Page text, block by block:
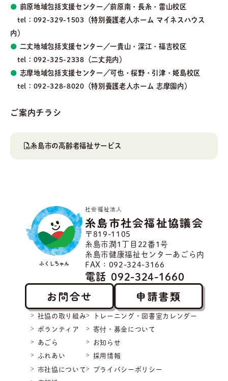
● 前原地域包括支援センター／前原南・長糸・雷山校区
tel：092-329-1503（特別養護老人ホーム マイネスハウス
内）
● 二丈地域包括支援センター／一貴山・深江・福吉校区
tel：092-325-2338（二丈苑内）
● 志摩地域包括支援センター／可也・桜野・引津・姫島校区
tel：092-328-8020（特別養護老人ホーム 志摩園内）
ご案内チラシ
糸島市の高齢者福祉サービス
ふくしちゃん
社会福祉法人
糸島市社会福祉協議会
〒819-1105
糸島市潤1丁目22番1号
糸島市健康福祉センターあごら内
FAX：092-324-3166
電話 092-324-1660
お問合せ 申請書類
社協の取り組み
ボランティア
あごら
ふれあい
市社協について
トレーニング・図書室カレンダー
寄付・募金について
お知らせ
採用情報
プライバシーポリシー